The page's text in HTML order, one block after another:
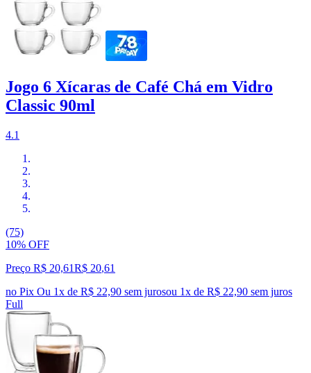
Jogo 6 Xícaras de Café Chá em Vidro
Classic 90ml
4.1
(75)
10% OFF
Preço R$ 20,61R$ 20,61
no Pix Ou 1x de R$ 22,90 sem jurosou 1x de R$ 22,90 sem juros
Full